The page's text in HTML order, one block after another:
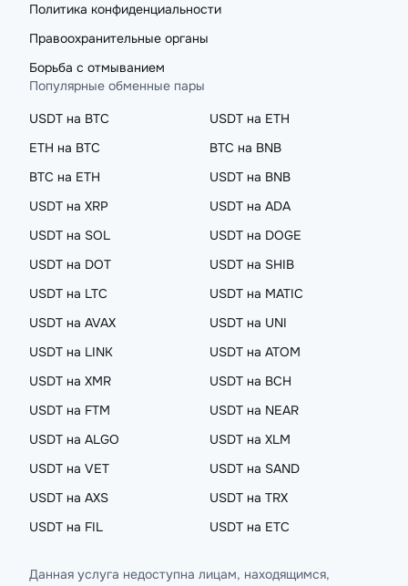
Политика конфиденциальности
Правоохранительные органы
Борьба с отмыванием
Популярные обменные пары
USDT на BTC
USDT на ETH
ETH на BTC
BTC на BNB
BTC на ETH
USDT на BNB
USDT на XRP
USDT на ADA
USDT на SOL
USDT на DOGE
USDT на DOT
USDT на SHIB
USDT на LTC
USDT на MATIC
USDT на AVAX
USDT на UNI
USDT на LINK
USDT на ATOM
USDT на XMR
USDT на BCH
USDT на FTM
USDT на NEAR
USDT на ALGO
USDT на XLM
USDT на VET
USDT на SAND
USDT на AXS
USDT на TRX
USDT на FIL
USDT на ETC
Данная услуга недоступна лицам, находящимся,